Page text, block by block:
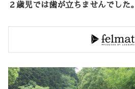
２歳児では歯が立ちませんでした。